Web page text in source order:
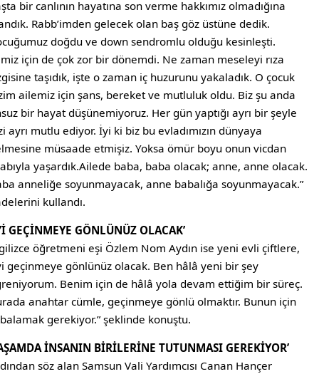
bir canlının hayatına son verme hakkımız olmadığına
Rabb’imden gelecek olan baş göz üstüne dedik.
doğdu ve down sendromlu olduğu kesinleşti.
için de çok zor bir dönemdi. Ne zaman meseleyi rıza
taşıdık, işte o zaman iç huzurunu yakaladık. O çocuk
ailemiz için şans, bereket ve mutluluk oldu. Biz şu anda
bir hayat düşünemiyoruz. Her gün yaptığı ayrı bir şeyle
ayrı mutlu ediyor. İyi ki biz bu evladımızın dünyaya
müsaade etmişiz. Yoksa ömür boyu onun vicdan
yaşardık.Ailede baba, baba olacak; anne, anne olacak.
anneliğe soyunmayacak, anne babalığa soyunmayacak.”
kullandı.
GEÇİNMEYE GÖNLÜNÜZ OLACAK’
öğretmeni eşi Özlem Nom Aydın ise yeni evli çiftlere,
geçinmeye gönlünüz olacak. Ben hâlâ yeni bir şey
Benim için de hâlâ yola devam ettiğim bir süreç.
anahtar cümle, geçinmeye gönlü olmaktır. Bunun için
gerekiyor.” şeklinde konuştu.
İNSANIN BİRİLERİNE TUTUNMASI GEREKİYOR’
söz alan Samsun Vali Yardımcısı Canan Hançer